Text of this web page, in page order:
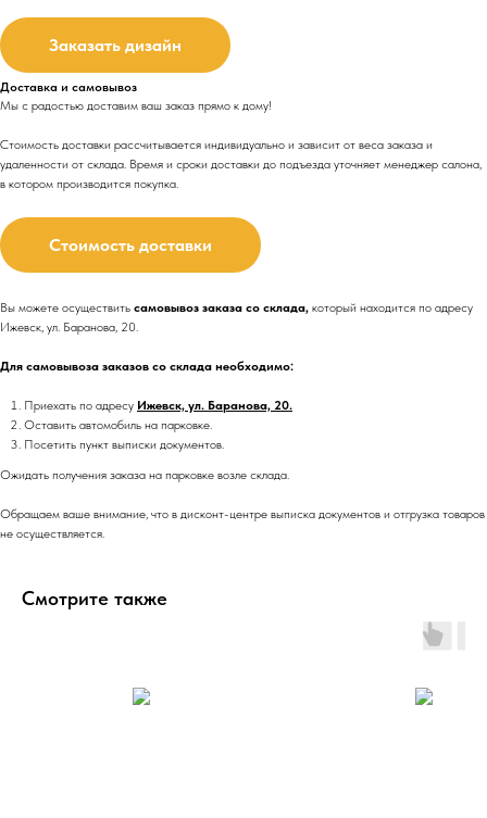
Заказать дизайн
Доставка и самовывоз
Мы с радостью доставим ваш заказ прямо к дому!
Стоимость доставки рассчитывается индивидуально и зависит от веса заказа и
удаленности от склада. Время и сроки доставки до подъезда уточняет менеджер салона,
в котором производится покупка.
Стоимость доставки
Вы можете осуществить самовывоз заказа со склада, который находится по адресу
Ижевск, ул. Баранова, 20.
Для самовывоза заказов со склада необходимо:
Приехать по адресу Ижевск, ул. Баранова, 20.
Оставить автомобиль на парковке.
Посетить пункт выписки документов.
Ожидать получения заказа на парковке возле склада.
Обращаем ваше внимание, что в дисконт-центре выписка документов и отгрузка товаров
не осуществляется.
Смотрите также